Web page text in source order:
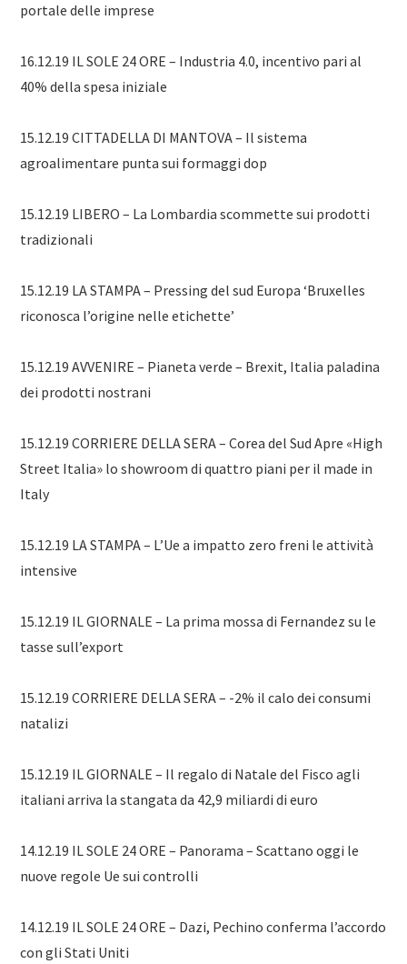
portale delle imprese
16.12.19 IL SOLE 24 ORE – Industria 4.0, incentivo pari al
40% della spesa iniziale
15.12.19 CITTADELLA DI MANTOVA – Il sistema
agroalimentare punta sui formaggi dop
15.12.19 LIBERO – La Lombardia scommette sui prodotti
tradizionali
15.12.19 LA STAMPA – Pressing del sud Europa ‘Bruxelles
riconosca l’origine nelle etichette’
15.12.19 AVVENIRE – Pianeta verde – Brexit, Italia paladina
dei prodotti nostrani
15.12.19 CORRIERE DELLA SERA – Corea del Sud Apre «High
Street Italia» lo showroom di quattro piani per il made in
Italy
15.12.19 LA STAMPA – L’Ue a impatto zero freni le attività
intensive
15.12.19 IL GIORNALE – La prima mossa di Fernandez su le
tasse sull’export
15.12.19 CORRIERE DELLA SERA – -2% il calo dei consumi
natalizi
15.12.19 IL GIORNALE – Il regalo di Natale del Fisco agli
italiani arriva la stangata da 42,9 miliardi di euro
14.12.19 IL SOLE 24 ORE – Panorama – Scattano oggi le
nuove regole Ue sui controlli
14.12.19 IL SOLE 24 ORE – Dazi, Pechino conferma l’accordo
con gli Stati Uniti